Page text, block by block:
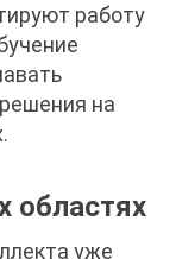
работу
на
областях
уже